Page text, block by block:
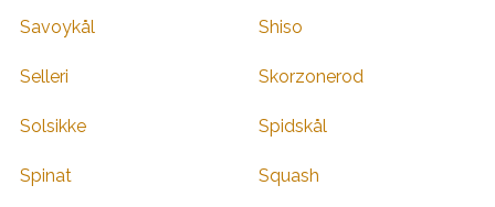
Savoykål Shiso
Selleri Skorzonerod
Solsikke Spidskål
Spinat Squash